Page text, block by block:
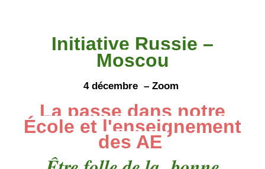
Initiative Russie –
Moscou
4 décembre – Zoom
La passe dans notre
École et l'enseignement
des AE